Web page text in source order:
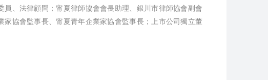
員、法律顧問；甯夏律師協會會長助理、銀川市律師協會副會
家協會監事長、甯夏青年企業家協會監事長；上市公司獨立董